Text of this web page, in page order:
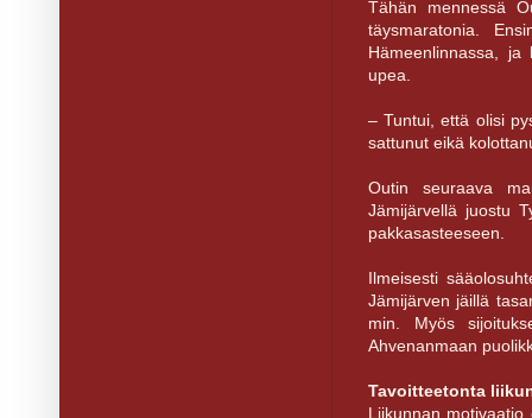
Tähän mennessä
täysmaratonia.
Hämeenlinnassa,
upea.
– Tuntui, että olisi
sattunut eikä
Outin seuraava
Jämijärvellä juostu
pakkasasteeseen.
Ilmeisesti
Jämijärven jäillä
min. Myös
Ahvenanmaan
Tavoitteetonta
Liikunnan